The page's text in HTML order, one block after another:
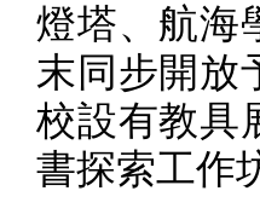
燈塔、航海
末同步開放
校設有教具
書探索工作